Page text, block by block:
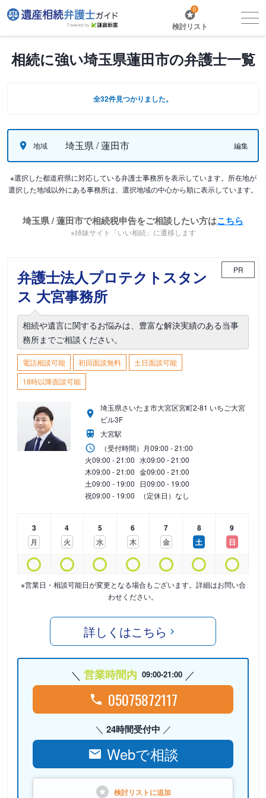
0
検討リスト
相続に強い埼玉県蓮田市の弁護士一覧
全32件見つかりました。
地域 埼玉県 / 蓮田市 編集
※選択した都道府県に対応している弁護士事務所を表示しています。所在地が
選択した地域以外にある事務所は、選択地域の中心から順に表示しています。
埼玉県 / 蓮田市で相続税申告をご相談したい方はこちら
※姉妹サイト「いい相続」に遷移します
弁護士法人プロテクトスタン
ス 大宮事務所
PR
相続や遺言に関するお悩みは、豊富な解決実績のある当事
務所までご相談ください。
電話相談可能 初回面談無料
土日面談可能
18時以降面談可能
埼玉県さいたま市大宮区宮町2-81 いちご大宮
ビル3F
大宮駅
（受付時間） 月09:00 - 21:00
火09:00 - 21:00 水09:00 - 21:00
木09:00 - 21:00 金09:00 - 21:00
土09:00 - 19:00 日09:00 - 19:00
祝09:00 - 19:00 （定休日）なし
3
月
4
火
5
水
6
木
7
金
8
土
9
日
※営業日・相談可能日が変更となる場合もございます。詳細はお問い合
わせください。
詳しくはこちら
営業時間内 09:00-21:00
05075872117
24時間受付中
Webで相談
検討リストに追加